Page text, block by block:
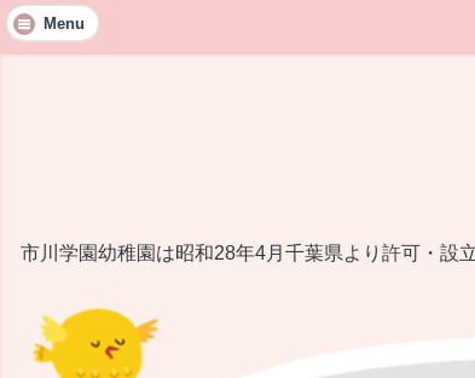
Menu
市川学園幼稚園は昭和28年4月千葉県より許可・設